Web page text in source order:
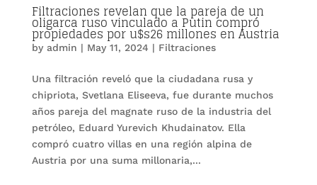
Filtraciones revelan que la pareja de un
oligarca ruso vinculado a Putin compró
propiedades por u$s26 millones en Austria
by admin | May 11, 2024 | Filtraciones
Una filtración reveló que la ciudadana rusa y
chipriota, Svetlana Eliseeva, fue durante muchos
años pareja del magnate ruso de la industria del
petróleo, Eduard Yurevich Khudainatov. Ella
compró cuatro villas en una región alpina de
Austria por una suma millonaria,...